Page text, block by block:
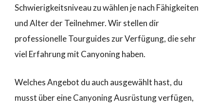
Schwierigkeitsniveau zu wählen je nach Fähigkeiten
und Alter der Teilnehmer. Wir stellen dir
professionelle Tourguides zur Verfügung, die sehr
viel Erfahrung mit Canyoning haben.
Welches Angebot du auch ausgewählt hast, du
musst über eine Canyoning Ausrüstung verfügen,